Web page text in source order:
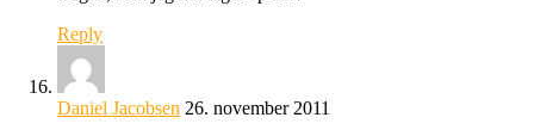
Reply
Daniel Jacobsen 26. november 2011